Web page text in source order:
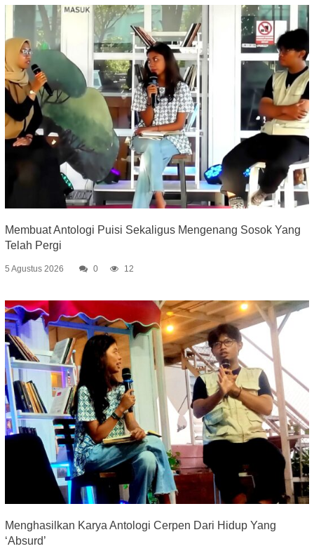
Membuat Antologi Puisi Sekaligus Mengenang Sosok Yang
Telah Pergi
5 Agustus 2026 0 12
Menghasilkan Karya Antologi Cerpen Dari Hidup Yang
‘Absurd’